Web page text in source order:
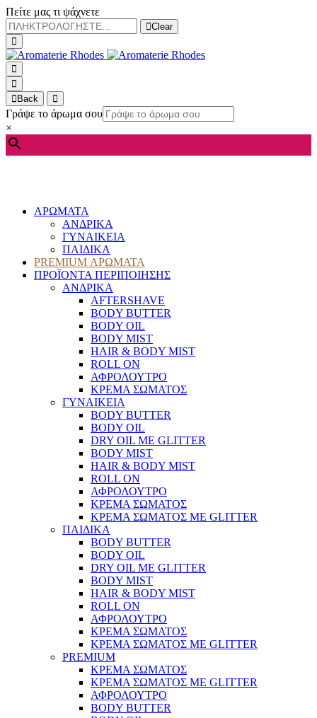
Πείτε μας τι ψάχνετε
Clear
Back
Γράψε το άρωμα σου
×
ΑΡΩΜΑΤΑ
ΑΝΔΡΙΚΑ
ΓΥΝΑΙΚΕΙΑ
ΠΑΙΔΙΚΑ
PREMIUM ΑΡΩΜΑΤΑ
ΠΡΟΪΟΝΤΑ ΠΕΡΙΠΟΙΗΣΗΣ
ΑΝΔΡΙΚΑ
AFTERSHAVE
BODY BUTTER
BODY OIL
BODY MIST
HAIR & BODY MIST
ROLL ON
ΑΦΡΟΛΟΥΤΡΟ
ΚΡΕΜΑ ΣΩΜΑΤΟΣ
ΓΥΝΑΙΚΕΙΑ
BODY BUTTER
BODY OIL
DRY OIL ΜΕ GLITTER
BODY MIST
HAIR & BODY MIST
ROLL ON
ΑΦΡΟΛΟΥΤΡΟ
ΚΡΕΜΑ ΣΩΜΑΤΟΣ
ΚΡΕΜΑ ΣΩΜΑΤΟΣ ΜΕ GLITTER
ΠΑΙΔΙΚΑ
BODY BUTTER
BODY OIL
DRY OIL ΜΕ GLITTER
BODY MIST
HAIR & BODY MIST
ROLL ON
ΑΦΡΟΛΟΥΤΡΟ
ΚΡΕΜΑ ΣΩΜΑΤΟΣ
ΚΡΕΜΑ ΣΩΜΑΤΟΣ ΜΕ GLITTER
PREMIUM
ΚΡΕΜΑ ΣΩΜΑΤΟΣ
ΚΡΕΜΑ ΣΩΜΑΤΟΣ ΜΕ GLITTER
ΑΦΡΟΛΟΥΤΡΟ
BODY BUTTER